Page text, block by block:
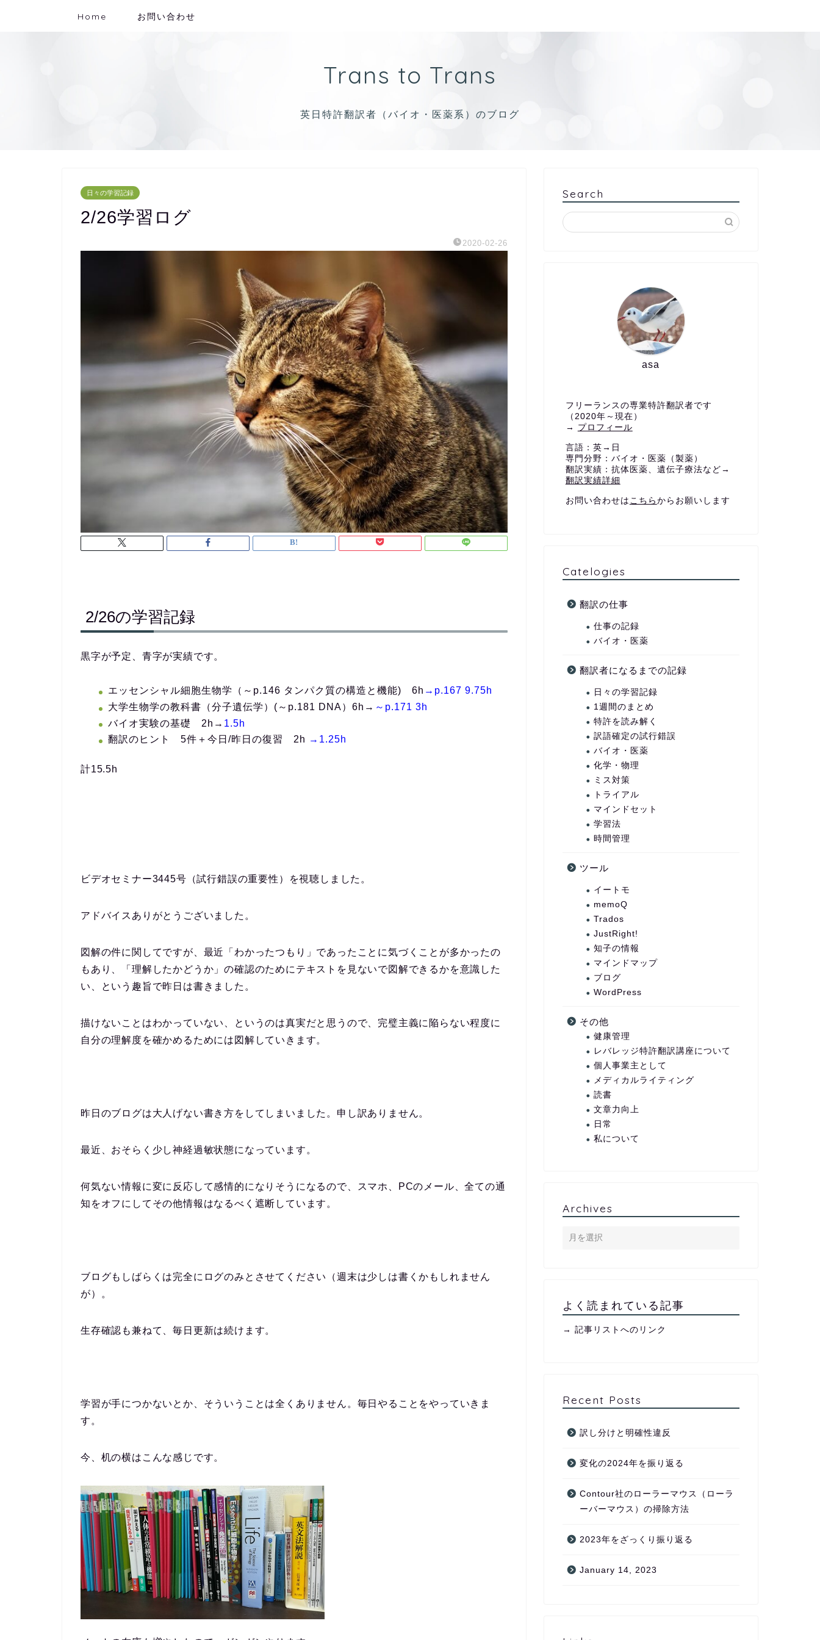
Home お問い合わせ
Trans to Trans
英日特許翻訳者（バイオ・医薬系）のブログ
日々の学習記録
2/26学習ログ
2020-02-26
2/26の学習記録
黒字が予定、青字が実績です。
エッセンシャル細胞生物学（～p.146 タンパク質の構造と機能) 6h →p.167 9.75h
大学生物学の教科書（分子遺伝学）(～p.181 DNA）6h→ ～p.171 3h
バイオ実験の基礎 2h→ 1.5h
翻訳のヒント 5件＋今日/昨日の復習 2h →1.25h
計15.5h
ビデオセミナー3445号（試行錯誤の重要性）を視聴しました。
アドバイスありがとうございました。
図解の件に関してですが、最近「わかったつもり」であったことに気づくことが多かったの
もあり、「理解したかどうか」の確認のためにテキストを見ないで図解できるかを意識した
い、という趣旨で昨日は書きました。
描けないことはわかっていない、というのは真実だと思うので、完璧主義に陥らない程度に
自分の理解度を確かめるためには図解していきます。
昨日のブログは大人げない書き方をしてしまいました。申し訳ありません。
最近、おそらく少し神経過敏状態になっています。
何気ない情報に変に反応して感情的になりそうになるので、スマホ、PCのメール、全ての通
知をオフにしてその他情報はなるべく遮断しています。
ブログもしばらくは完全にログのみとさせてください（週末は少しは書くかもしれません
が）。
生存確認も兼ねて、毎日更新は続けます。
学習が手につかないとか、そういうことは全くありません。毎日やることをやっていきま
す。
今、机の横はこんな感じです。
Search
asa
フリーランスの専業特許翻訳者です
（2020年～現在）
→ プロフィール
言語：英→日
専門分野：バイオ・医薬（製薬）
翻訳実績：抗体医薬、遺伝子療法など→
翻訳実績詳細
お問い合わせは こちら からお願いします
Catelogies
翻訳の仕事
仕事の記録
バイオ・医薬
翻訳者になるまでの記録
日々の学習記録
1週間のまとめ
特許を読み解く
訳語確定の試行錯誤
バイオ・医薬
化学・物理
ミス対策
トライアル
マインドセット
学習法
時間管理
ツール
イートモ
memoQ
Trados
JustRight!
知子の情報
マインドマップ
ブログ
WordPress
その他
健康管理
レバレッジ特許翻訳講座について
個人事業主として
メディカルライティング
読書
文章力向上
日常
私について
Archives
よく読まれている記事
→ 記事リストへのリンク
Recent Posts
訳し分けと明確性違反
変化の2024年を振り返る
Contour社のローラーマウス（ローラ
ーバーマウス）の掃除方法
2023年をざっくり振り返る
January 14, 2023